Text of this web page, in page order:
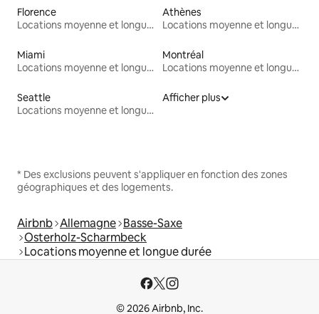
Florence
Locations moyenne et longue durée
Athènes
Locations moyenne et longue durée
Miami
Locations moyenne et longue durée
Montréal
Locations moyenne et longue durée
Seattle
Locations moyenne et longue durée
Afficher plus
* Des exclusions peuvent s'appliquer en fonction des zones
géographiques et des logements.
Airbnb Allemagne Basse-Saxe
Osterholz-Scharmbeck
Locations moyenne et longue durée
© 2026 Airbnb, Inc.